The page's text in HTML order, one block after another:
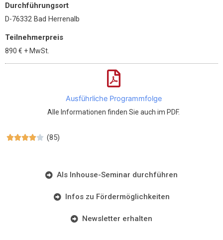
Durchführungsort
D-76332 Bad Herrenalb
Teilnehmerpreis
890 € + MwSt.
Ausführliche Programmfolge
Alle Informationen finden Sie auch im PDF.
 (85)
Als Inhouse-Seminar durchführen
Infos zu Fördermöglichkeiten
Newsletter erhalten